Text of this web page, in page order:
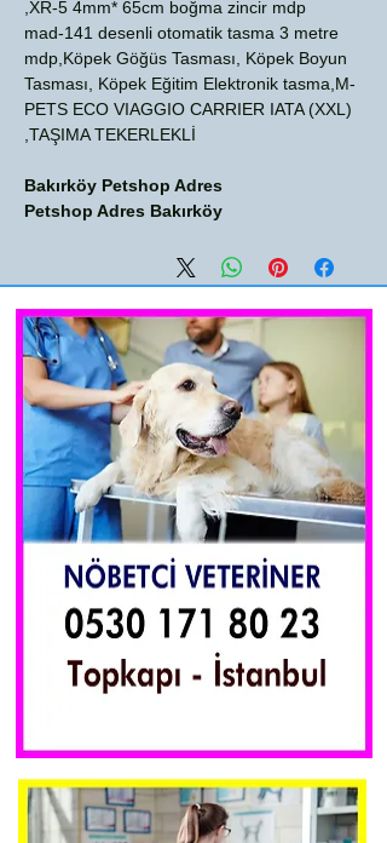
XR-5 4mm* 65cm boğma zincir mdp,
mad-141 desenli otomatik tasma 3 metre
mdp,Köpek Göğüs Tasması, Köpek Boyun
Tasması, Köpek Eğitim Elektronik tasma,M-
PETS ECO VIAGGIO CARRIER IATA (XXL)
TAŞIMA TEKERLEKLİ,
Bakırköy Petshop Adres